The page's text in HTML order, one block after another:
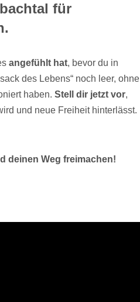
für
angefühlt hat, bevor du in
des Lebens“ noch leer, ohne
haben. Stell dir jetzt vor,
und neue Freiheit hinterlässt.
deinen Weg freimachen!